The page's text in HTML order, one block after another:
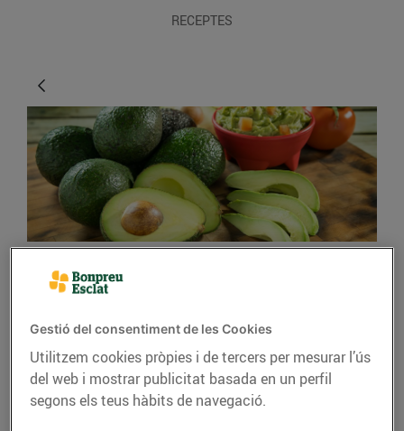
RECEPTES
CONSELLS I HÀBITS SALUDABLES
Els beneficis de
l’alvocat
18/de gener/2019
Gestió del consentiment de les Cookies
Utilitzem cookies pròpies i de tercers per mesurar l’ús
del web i mostrar publicitat basada en un perfil
segons els teus hàbits de navegació.